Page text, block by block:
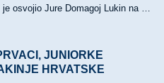
je osvojio Jure Domagoj Lukin na …
JUNIORKE
HRVATSKE